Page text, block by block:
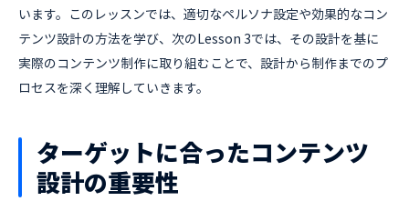
います。このレッスンでは、適切なペルソナ設定や効果的なコン
テンツ設計の方法を学び、次のLesson 3では、その設計を基に
実際のコンテンツ制作に取り組むことで、設計から制作までのプ
ロセスを深く理解していきます。
ターゲットに合ったコンテンツ
設計の重要性